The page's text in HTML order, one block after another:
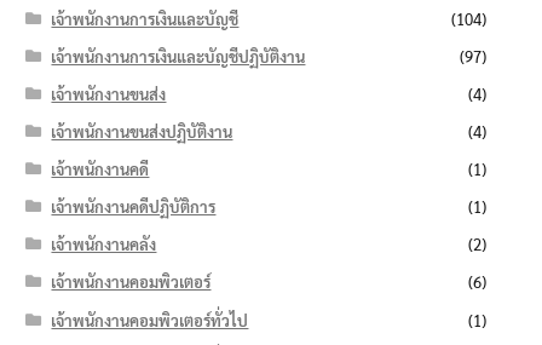
เจ้าพนักงานการเงินและบัญชี
(104)
เจ้าพนักงานการเงินและบัญชีปฏิบัติงาน
(97)
เจ้าพนักงานขนส่ง
(4)
เจ้าพนักงานขนส่งปฏิบัติงาน
(4)
เจ้าพนักงานคดี
(1)
เจ้าพนักงานคดีปฏิบัติการ
(1)
เจ้าพนักงานคลัง
(2)
เจ้าพนักงานคอมพิวเตอร์
(6)
เจ้าพนักงานคอมพิวเตอร์ทั่วไป
(1)